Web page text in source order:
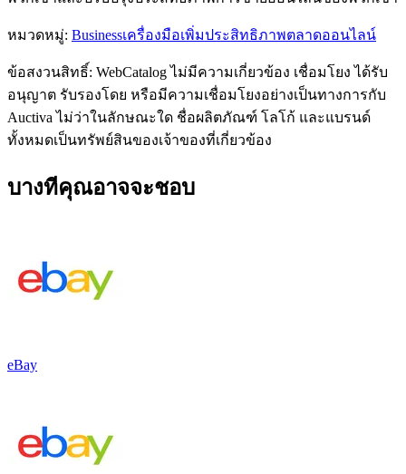
หมวดหมู่: Businessเครื่องมือเพิ่มประสิทธิภาพตลาดออนไลน์
ข้อสงวนสิทธิ์: WebCatalog ไม่มีความเกี่ยวข้อง เชื่อมโยง ได้รับ
อนุญาต รับรองโดย หรือมีความเชื่อมโยงอย่างเป็นทางการกับ
Auctiva ไม่ว่าในลักษณะใด ชื่อผลิตภัณฑ์ โลโก้ และแบรนด์
ทั้งหมดเป็นทรัพย์สินของเจ้าของที่เกี่ยวข้อง
บางทีคุณอาจจะชอบ
eBay